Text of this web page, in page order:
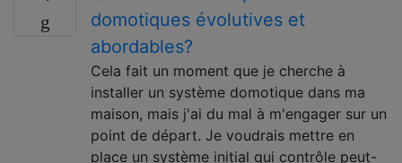
domotiques évolutives et
abordables?
Cela fait un moment que je cherche à
installer un système domotique dans ma
maison, mais j'ai du mal à m'engager sur un
point de départ. Je voudrais mettre en
place un système initial qui contrôle peut-